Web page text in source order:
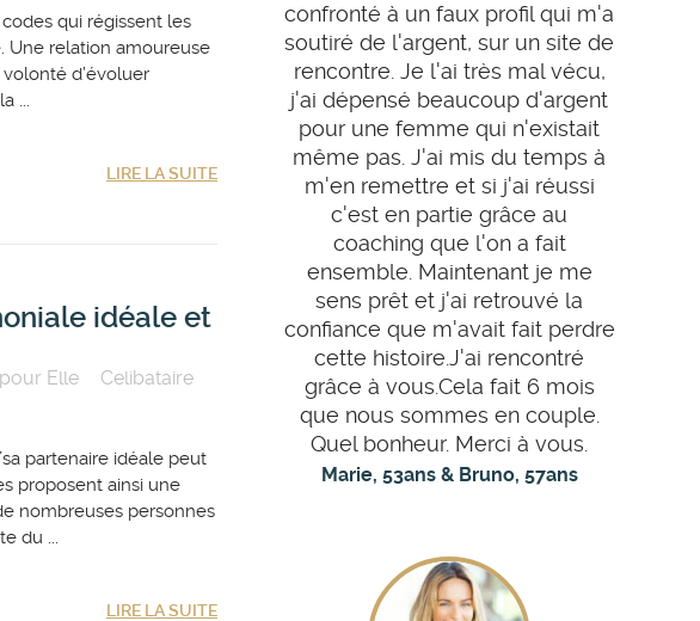
qui régissent les
Une relation amoureuse
d’évoluer
...
LIRE LA SUITE
idéale et
Elle
Celibataire
partenaire idéale peut
proposent ainsi une
nombreuses personnes
du ...
LIRE LA SUITE
confronté à un faux profil qui m'a
soutiré de l'argent, sur un site de
rencontre. Je l'ai très mal vécu,
j'ai dépensé beaucoup d'argent
pour une femme qui n'existait
même pas. J'ai mis du temps à
m'en remettre et si j'ai réussi
c'est en partie grâce au
coaching que l'on a fait
ensemble. Maintenant je me
sens prêt et j'ai retrouvé la
confiance que m'avait fait perdre
cette histoire.J'ai rencontré
grâce à vous.Cela fait 6 mois
que nous sommes en couple.
Quel bonheur. Merci à vous.
Marie, 53ans & Bruno, 57ans